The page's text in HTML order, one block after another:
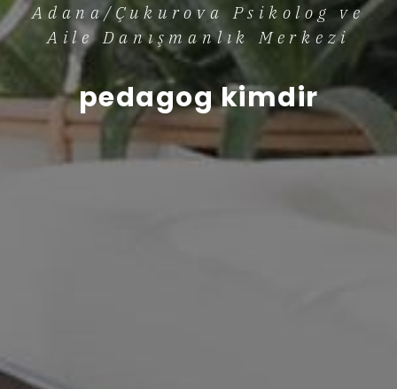
Adana/Çukurova Psikolog ve
Aile Danışmanlık Merkezi
pedagog kimdir